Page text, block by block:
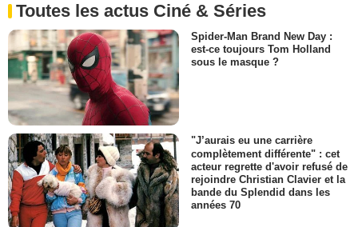
Toutes les actus Ciné & Séries
Spider-Man Brand New Day :
est-ce toujours Tom Holland
sous le masque ?
"J’aurais eu une carrière
complètement différente" : cet
acteur regrette d'avoir refusé de
rejoindre Christian Clavier et la
bande du Splendid dans les
années 70